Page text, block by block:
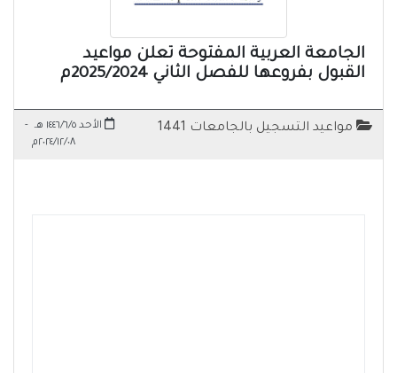
الجامعة العربية المفتوحة تعلن مواعيد
القبول بفروعها للفصل الثاني 2025/2024م
مواعيد التسجيل بالجامعات 1441 الأحد ١٤٤٦/٦/٥ هـ
-
٢٠٢٤/١٢/٠٨م